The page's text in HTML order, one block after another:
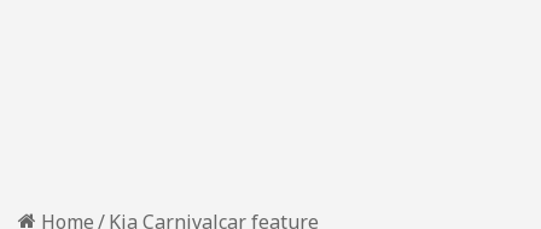
Home/Kia Carnivalcar feature